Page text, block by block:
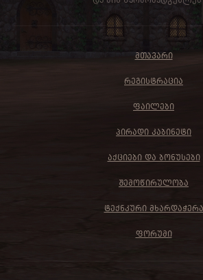
ᲛᲗᲐᲕᲐᲠᲘ
ᲠᲔᲒᲘᲡᲢᲠᲐᲪᲘᲐ
ᲤᲐᲘᲚᲔᲑᲘ
ᲞᲘᲠᲐᲓᲘ ᲙᲐᲑᲘᲜᲔᲢᲘ
ᲐᲥᲪᲘᲔᲑᲘ ᲓᲐ ᲑᲝᲜᲣᲡᲔᲑᲘ
ᲨᲔᲛᲝᲬᲘᲠᲣᲚᲝᲑᲐ
ᲢᲔᲥᲜᲙᲣᲠᲘ ᲛᲮᲐᲠᲓᲐᲭᲔᲠᲐ
ᲤᲝᲠᲣᲛᲘ